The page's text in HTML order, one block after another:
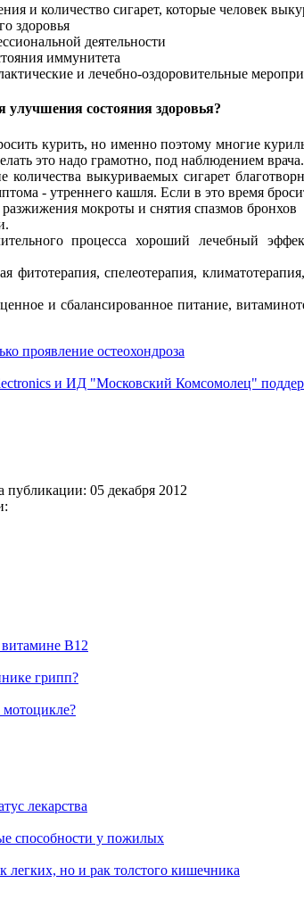
и количество сигарет, которые человек
здоровья
деятельности
иммунитета
и лечебно-оздоровительные
улучшения состояния здоровья?
курить, но именно поэтому многие
это надо грамотно, под наблюдением врача.
выкуриваемых сигарет
- утреннего кашля. Если в это время
мокроты и снятия спазмов
процесса хороший лечебный
фитотерапия, спелеотерапия,
и сбалансированное питание,
проявление остеохондроза
и ИД "Московский Комсомолец"
публикации: 05 декабря 2012
витамине В12
грипп?
мотоцикле?
лекарства
способности у пожилых
легких, но и рак толстого кишечника